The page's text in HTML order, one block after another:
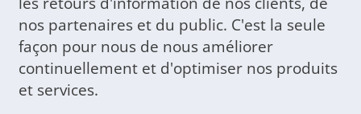
nos partenaires et du public. C'est la seule
façon pour nous de nous améliorer
continuellement et d'optimiser nos produits
et services.